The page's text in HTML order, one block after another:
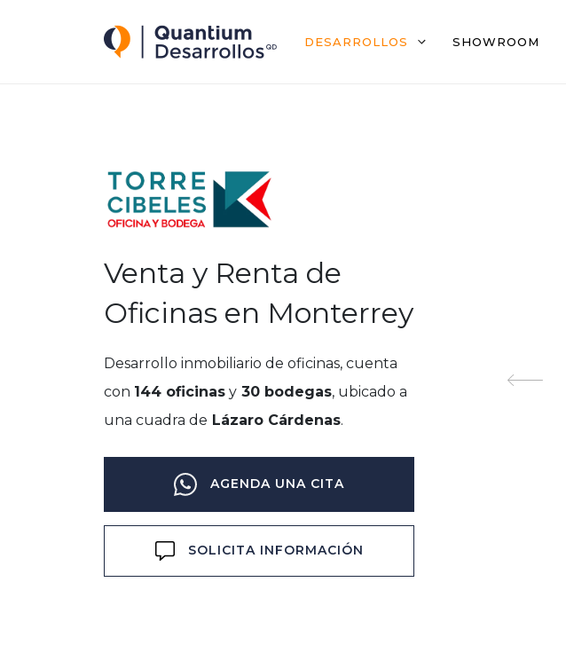
Quantium Desarrollos DESARROLLOS SHOWROOM
Venta y Renta de
Oficinas en Monterrey
Desarrollo inmobiliario de oficinas, cuenta
con 144 oficinas y 30 bodegas, ubicado a
una cuadra de Lázaro Cárdenas.
AGENDA UNA CITA
SOLICITA INFORMACIÓN